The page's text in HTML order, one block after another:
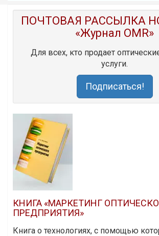
ПОЧТОВАЯ РАССЫЛКА
«Журнал OMR»
Для всех, кто продает
услуги.
Подписаться!
КНИГА «МАРКЕТИНГ
ПРЕДПРИЯТИЯ»
Книга о технологиях, с помощью